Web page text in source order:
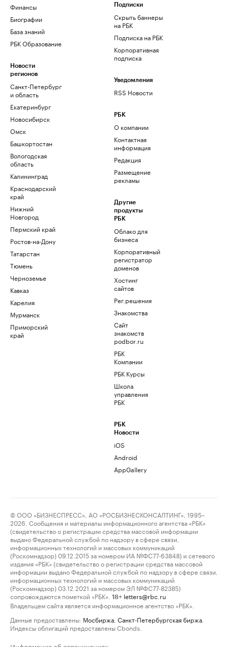
Финансы
Биографии
База знаний
РБК Образование
Новости
регионов
Санкт-Петербург
и область
Екатеринбург
Новосибирск
Омск
Башкортостан
Вологодская
область
Калининград
Краснодарский
край
Нижний
Новгород
Пермский край
Ростов-на-Дону
Татарстан
Тюмень
Черноземье
Кавказ
Карелия
Мурманск
Приморский
край
Подписки
Скрыть баннеры
на РБК
Подписка на РБК
Корпоративная
подписка
Уведомления
RSS Новости
РБК
О компании
Контактная
информация
Редакция
Размещение
рекламы
Другие
продукты
РБК
Облако для
бизнеса
Корпоративный
регистратор
доменов
Хостинг
сайтов
Рег.решения
Знакомства
Сайт
знакомств
podbor.ru
РБК
Компании
РБК Курсы
Школа
управления
РБК
РБК
Новости
iOS
Android
AppGallery
© ООО «БИЗНЕСПРЕСС», АО «РОСБИЗНЕСКОНСАЛТИНГ», 1995–
2026. Сообщения и материалы информационного агентства «РБК»
(свидетельство о регистрации средства массовой информации
выдано Федеральной службой по надзору в сфере связи,
информационных технологий и массовых коммуникаций
(Роскомнадзор) 09.12.2015 за номером ИА №ФС77-63848) и сетевого
издания «РБК» (свидетельство о регистрации средства массовой
информации выдано Федеральной службой по надзору в сфере связи,
информационных технологий и массовых коммуникаций
(Роскомнадзор) 03.12.2021 за номером ЭЛ №ФС77-82385)
сопровождаются пометкой «РБК».
18+ letters@rbc.ru
Владельцем сайта является информационное агентство «РБК».
Данные предоставлены: Мосбиржа Санкт-Петербургская биржа
Индексы облигаций предоставлены Cbonds.